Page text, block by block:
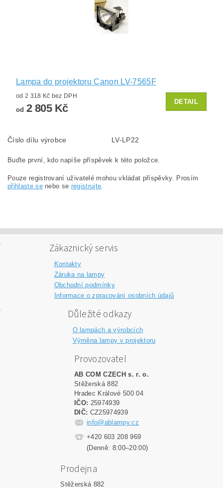
Lampa do projektoru Canon LV-7565F
od 2 318 Kč bez DPH
od 2 805 Kč
DETAIL
Číslo dílu výrobce LV-LP22
Buďte první, kdo napíše příspěvek k této položce.
Pouze registrovaní uživatelé mohou vkládat příspěvky. Prosím
přihlaste senebo se registrujte.
Zákaznický servis
Kontakty
Záruka na lampy
Obchodní podmínky
Informace o zpracování osobních údajů
Důležité odkazy
O lampách a výrobcích
Výměna lampy v projektoru
Provozovatel
AB COM CZECH s. r. o.
Stěžerská 882
Hradec Králové 500 04
IČO: 25974939
DIČ: CZ25974939
info@ablampy.cz
+420 603 208 969
(Denně: 8:00–20:00)
Prodejna
Stěžerská 882